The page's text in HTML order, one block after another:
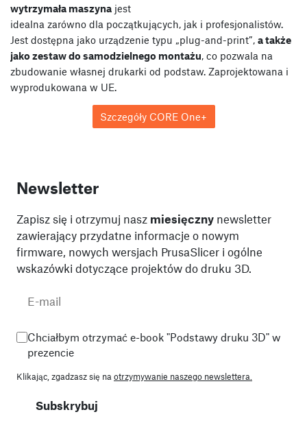
wytrzymała maszyna jest
idealna zarówno dla początkujących, jak i profesjonalistów.
Jest dostępna jako urządzenie typu „plug-and-print”, a także
jako zestaw do samodzielnego montażu, co pozwala na
zbudowanie własnej drukarki od podstaw. Zaprojektowana i
wyprodukowana w UE.
Szczegóły CORE One+
Newsletter
Zapisz się i otrzymuj nasz miesięczny newsletter
zawierający przydatne informacje o nowym
firmware, nowych wersjach PrusaSlicer i ogólne
wskazówki dotyczące projektów do druku 3D.
Chciałbym otrzymać e-book "Podstawy druku 3D" w
prezencie
Klikając, zgadzasz się na otrzymywanie naszego newslettera.
Subskrybuj